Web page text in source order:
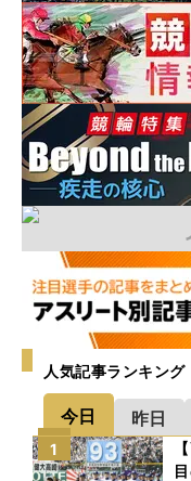
人気記事ランキング
今日 昨日
1